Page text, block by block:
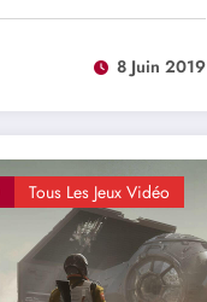
8 Juin 2019
Tous Les Jeux Vidéo